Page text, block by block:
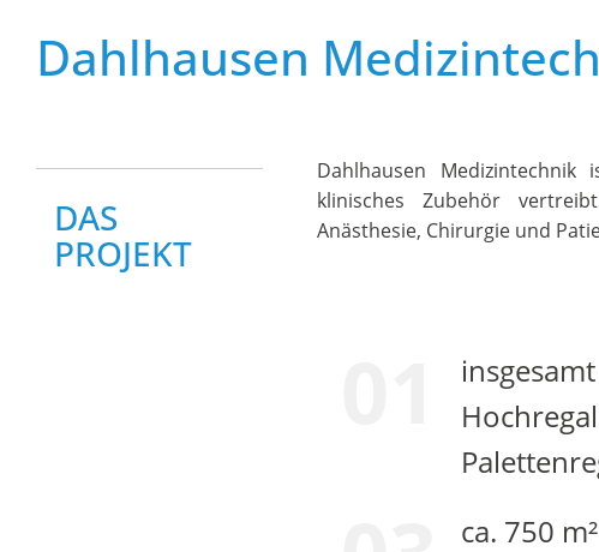
Dahlhausen
DAS
PROJEKT
Dahlhausen Medizintechnik
klinisches Zubehör
Anästhesie, Chirurgie und
ca. 750